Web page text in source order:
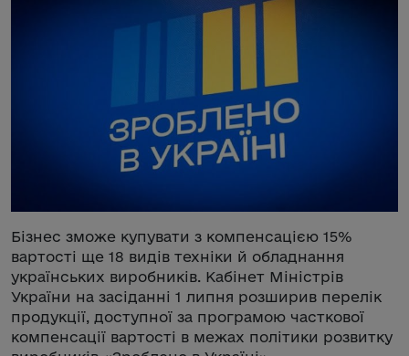
Бізнес зможе купувати з компенсацією 15%
вартості ще 18 видів техніки й обладнання
українських виробників. Кабінет Міністрів
України на засіданні 1 липня розширив перелік
продукції, доступної за програмою часткової
компенсації вартості в межах політики розвитку